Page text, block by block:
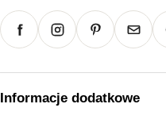
Informacje dodatkowe